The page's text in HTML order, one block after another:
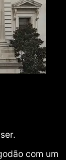
com um